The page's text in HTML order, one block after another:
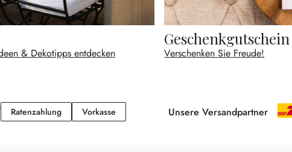
& Dekotipps entdecken
Geschenkgutschein
Verschenken Sie Freude!
RatenzahlungRatenzahlung
VorkasseVorkasse Unsere Versandpartner